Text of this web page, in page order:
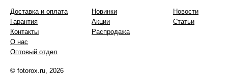
Доставка и оплата
Гарантия
Контакты
О нас
Оптовый отдел
Новинки
Акции
Распродажа
Новости
Статьи
© fotorox.ru, 2026